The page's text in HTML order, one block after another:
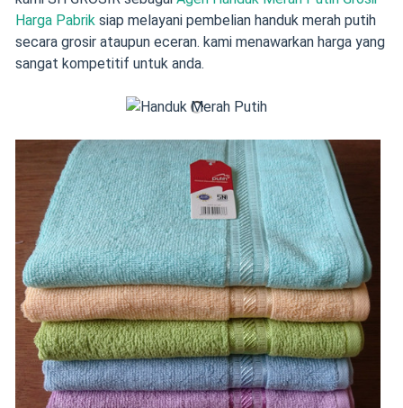
Harga Pabriksiap melayani pembelian handuk merah putih
secara grosir ataupun eceran. kami menawarkan harga yang
sangat kompetitif untuk anda.